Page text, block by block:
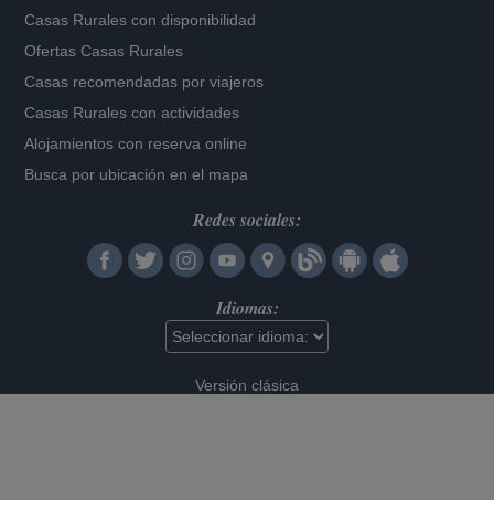
Casas Rurales con disponibilidad
Ofertas Casas Rurales
Casas recomendadas por viajeros
Casas Rurales con actividades
Alojamientos con reserva online
Busca por ubicación en el mapa
Redes sociales:
Idiomas:
Versión clásica